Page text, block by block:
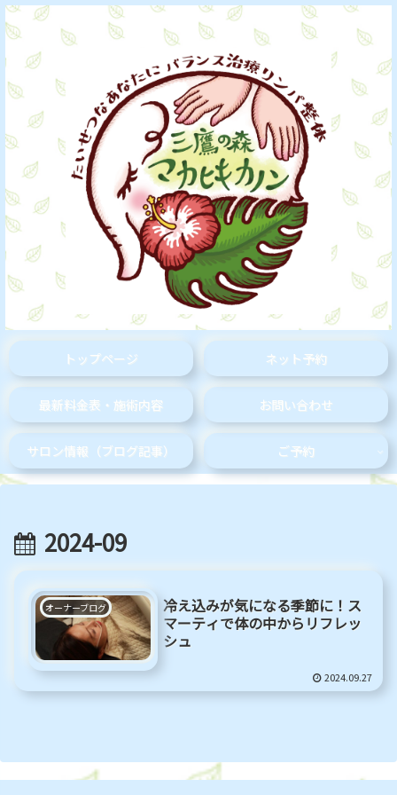
トップページ ネット予約
最新料金表・施術内容 お問い合わせ
サロン情報（ブログ記事） ご予約
2024-09
オーナーブログ
冷え込みが気になる季節に！ス
マーティで体の中からリフレッ
シュ
2024.09.27